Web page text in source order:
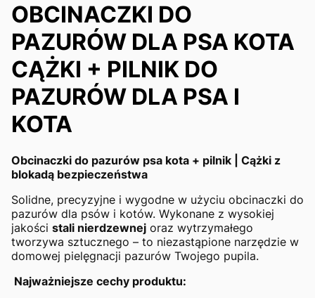
OBCINACZKI DO
PAZURÓW DLA PSA KOTA
CĄŻKI + PILNIK DO
PAZURÓW DLA PSA I
KOTA
Obcinaczki do pazurów psa kota + pilnik | Cążki z
blokadą bezpieczeństwa
Solidne, precyzyjne i wygodne w użyciu obcinaczki do
pazurów dla psów i kotów. Wykonane z wysokiej
jakości stali nierdzewnej oraz wytrzymałego
tworzywa sztucznego – to niezastąpione narzędzie w
domowej pielęgnacji pazurów Twojego pupila.
Najważniejsze cechy produktu: